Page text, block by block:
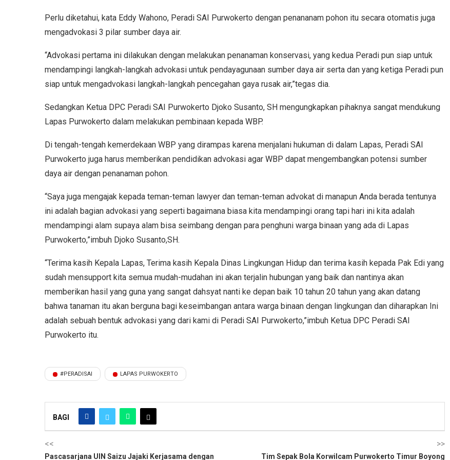
Perlu diketahui, kata Eddy Wahono, Peradi SAI Purwokerto dengan penananam pohon itu secara otomatis juga
mengadvokasi 3 pilar sumber daya air.
“Advokasi pertama ini dilakukan dengan melakukan penanaman konservasi, yang kedua Peradi pun siap untuk
mendampingi langkah-langkah advokasi untuk pendayagunaan sumber daya air serta dan yang ketiga Peradi pun
siap untuk mengadvokasi langkah-langkah pencegahan gaya rusak air,”tegas dia.
Sedangkan Ketua DPC Peradi SAI Purwokerto Djoko Susanto, SH mengungkapkan pihaknya sangat mendukung
Lapas Purwokerto dalam melakukan pembinaan kepada WBP.
Di tengah-tengah kemerdekaan WBP yang dirampas karena menjalani hukuman di dalam Lapas, Peradi SAI
Purwokerto juga harus memberikan pendidikan advokasi agar WBP dapat mengembangkan potensi sumber
daya air dengan penanaman pohon.
“Saya juga mengajak kepada teman-teman lawyer dan teman-teman advokat di manapun Anda berada tentunya
ini adalah bagian advokasi yang seperti bagaimana biasa kita mendampingi orang tapi hari ini kita adalah
mendampingi alam supaya alam bisa seimbang dengan para penghuni warga binaan yang ada di Lapas
Purwokerto,”imbuh Djoko Susanto,SH.
“Terima kasih Kepala Lapas, Terima kasih Kepala Dinas Lingkungan Hidup dan terima kasih kepada Pak Edi yang
sudah mensupport kita semua mudah-mudahan ini akan terjalin hubungan yang baik dan nantinya akan
memberikan hasil yang guna yang sangat dahsyat nanti ke depan baik 10 tahun 20 tahun yang akan datang
bahwa tanaman itu akan berguna bagi keseimbangan antara warga binaan dengan lingkungan dan diharapkan Ini
adalah sebuah bentuk advokasi yang dari kami di Peradi SAI Purwokerto,”imbuh Ketua DPC Peradi SAI
Purwokerto itu.
#PERADISAI LAPAS PURWOKERTO
BAGI
<<
Pascasarjana UIN Saizu Jajaki Kerjasama dengan
>>
Tim Sepak Bola Korwilcam Purwokerto Timur Boyong